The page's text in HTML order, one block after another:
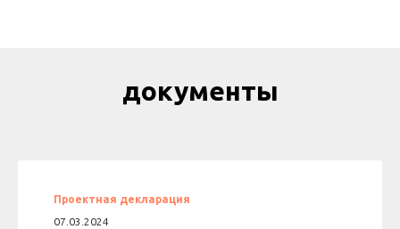
документы
Проектная декларация
07.03.2024